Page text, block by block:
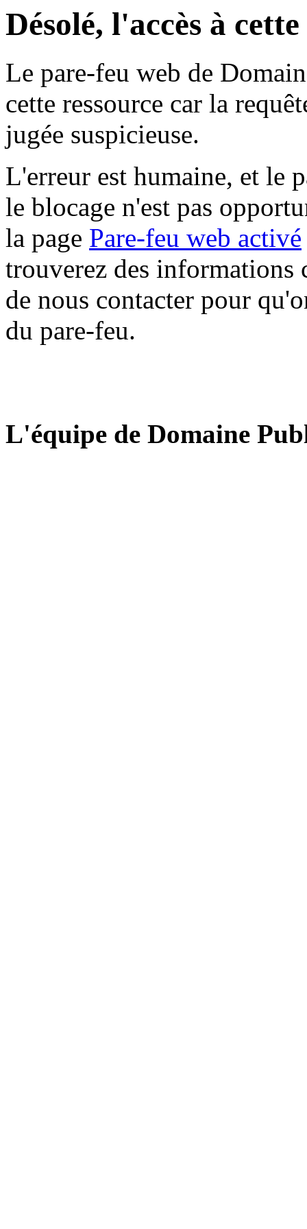
Désolé, l'accès à
Le pare-feu web de
cette ressource car la
jugée suspicieuse.
L'erreur est humaine, et le
le blocage n'est pas
la page Pare-feu web activé
trouverez des informations
de nous contacter pour
du pare-feu.
L'équipe de Domaine